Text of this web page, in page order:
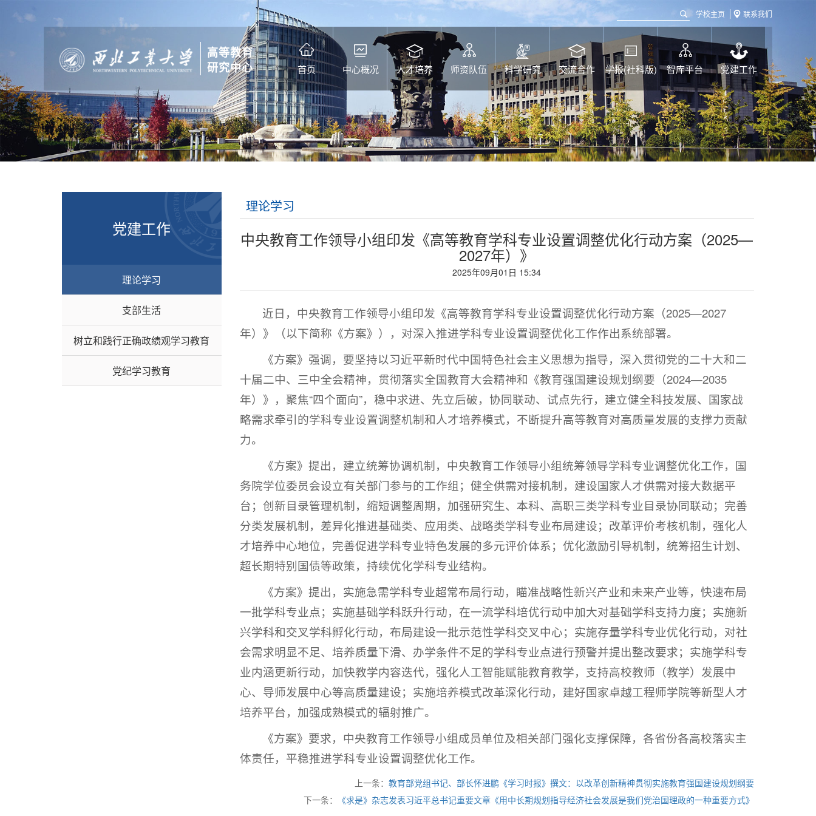
学校主页 联系我们
高等教育
研究中心
首页 中心概况 人才培养 师资队伍 科学研究 交流合作 学报(社科版) 智库平台 党建工作
党建工作
理论学习
支部生活
树立和践行正确政绩观学习教育
党纪学习教育
理论学习
中央教育工作领导小组印发《高等教育学科专业设置调整优化行动方案（2025—
2027年）》
2025年09月01日 15:34
近日，中央教育工作领导小组印发《高等教育学科专业设置调整优化行动方案（2025—2027
年）》（以下简称《方案》），对深入推进学科专业设置调整优化工作作出系统部署。
《方案》强调，要坚持以习近平新时代中国特色社会主义思想为指导，深入贯彻党的二十大和二
十届二中、三中全会精神，贯彻落实全国教育大会精神和《教育强国建设规划纲要（2024—2035
年）》，聚焦“四个面向”，稳中求进、先立后破，协同联动、试点先行，建立健全科技发展、国家战
略需求牵引的学科专业设置调整机制和人才培养模式，不断提升高等教育对高质量发展的支撑力贡献
力。
《方案》提出，建立统筹协调机制，中央教育工作领导小组统筹领导学科专业调整优化工作，国
务院学位委员会设立有关部门参与的工作组；健全供需对接机制，建设国家人才供需对接大数据平
台；创新目录管理机制，缩短调整周期，加强研究生、本科、高职三类学科专业目录协同联动；完善
分类发展机制，差异化推进基础类、应用类、战略类学科专业布局建设；改革评价考核机制，强化人
才培养中心地位，完善促进学科专业特色发展的多元评价体系；优化激励引导机制，统筹招生计划、
超长期特别国债等政策，持续优化学科专业结构。
《方案》提出，实施急需学科专业超常布局行动，瞄准战略性新兴产业和未来产业等，快速布局
一批学科专业点；实施基础学科跃升行动，在一流学科培优行动中加大对基础学科支持力度；实施新
兴学科和交叉学科孵化行动，布局建设一批示范性学科交叉中心；实施存量学科专业优化行动，对社
会需求明显不足、培养质量下滑、办学条件不足的学科专业点进行预警并提出整改要求；实施学科专
业内涵更新行动，加快教学内容迭代，强化人工智能赋能教育教学，支持高校教师（教学）发展中
心、导师发展中心等高质量建设；实施培养模式改革深化行动，建好国家卓越工程师学院等新型人才
培养平台，加强成熟模式的辐射推广。
《方案》要求，中央教育工作领导小组成员单位及相关部门强化支撑保障，各省份各高校落实主
体责任，平稳推进学科专业设置调整优化工作。
上一条： 教育部党组书记、部长怀进鹏《学习时报》撰文：以改革创新精神贯彻实施教育强国建设规划纲要
下一条：
《求是》杂志发表习近平总书记重要文章《用中长期规划指导经济社会发展是我们党治国理政的一种重要方式》